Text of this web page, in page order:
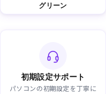
グリーン
初期設定サポート
パソコンの初期設定を丁寧に